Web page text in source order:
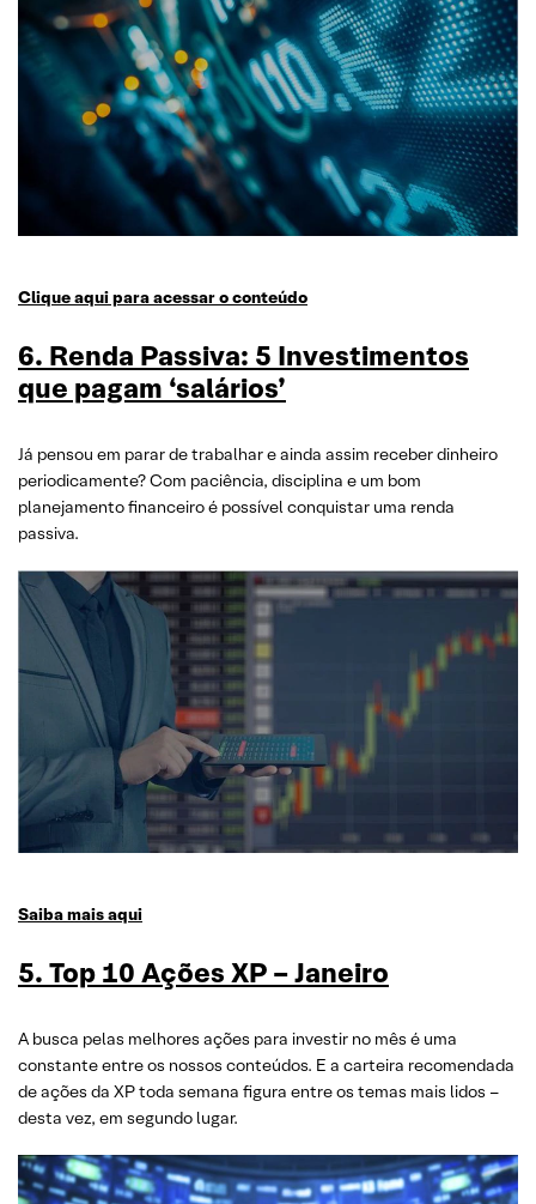
Clique aqui para acessar o conteúdo
6. Renda Passiva: 5 Investimentos
que pagam ‘salários’
Já pensou em parar de trabalhar e ainda assim receber dinheiro
periodicamente? Com paciência, disciplina e um bom
planejamento financeiro é possível conquistar uma renda
passiva.
Saiba mais aqui
5. Top 10 Ações XP – Janeiro
A busca pelas melhores ações para investir no mês é uma
constante entre os nossos conteúdos. E a carteira recomendada
de ações da XP toda semana figura entre os temas mais lidos –
desta vez, em segundo lugar.